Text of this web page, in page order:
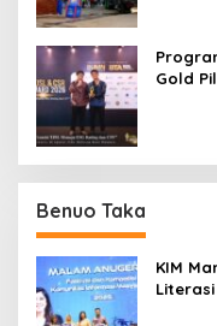
Gold
Benuo Taka
KIM